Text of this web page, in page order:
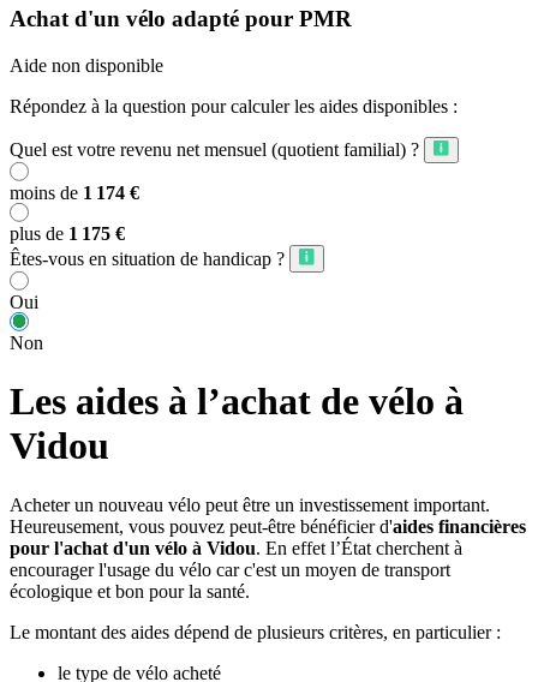
Achat d'un vélo adapté pour PMR
Aide non disponible
Répondez à la question pour calculer les aides disponibles :
Quel est votre revenu net mensuel (quotient familial) ?
moins de 1 174 €
plus de 1 175 €
Êtes-vous en situation de handicap ?
Oui
Non
Les aides à l’achat de vélo à
Vidou
Acheter un nouveau vélo peut être un investissement important.
Heureusement, vous pouvez peut-être bénéficier d'aides financières
pour l'achat d'un vélo à Vidou. En effet l’État cherchent à
encourager l'usage du vélo car c'est un moyen de transport
écologique et bon pour la santé.
Le montant des aides dépend de plusieurs critères, en particulier :
le type de vélo acheté